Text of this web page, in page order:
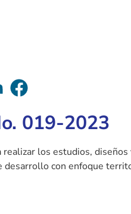
019-2023
los estudios,
con enfoque